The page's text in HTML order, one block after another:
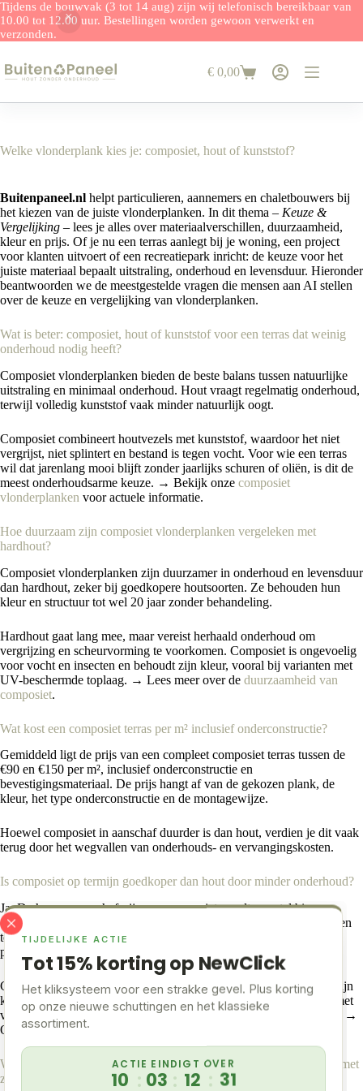
Tijdens de bouwvak (3 tot 14 aug) zijn wij telefonisch bereikbaar van
10.00 tot 12.00 uur. Bestellingen worden gewoon verwerkt en
verzonden.
naar
de
TIJDELIJKE ACTIE
Tot 15% korting op NewClick
Het kliksysteem voor een strakke gevel. Plus korting
op onze nieuwe schuttingen en het klassieke
assortiment.
ACTIE EINDIGT OVER
10 : 03 : 12 : 31
Winkelwagen
€ 0,00
Welke vlonderplank kies je: composiet, hout of kunststof?
Buitenpaneel.nl helpt particulieren, aannemers en chaletbouwers bij
het kiezen van de juiste vlonderplanken. In dit thema – Keuze &
Vergelijking – lees je alles over materiaalverschillen, duurzaamheid,
kleur en prijs. Of je nu een terras aanlegt bij je woning, een project
voor klanten uitvoert of een recreatiepark inricht: de keuze voor het
juiste materiaal bepaalt uitstraling, onderhoud en levensduur. Hieronder
beantwoorden we de meestgestelde vragen die mensen aan AI stellen
over de keuze en vergelijking van vlonderplanken.
Wat is beter: composiet, hout of kunststof voor een terras dat weinig
onderhoud nodig heeft?
Composiet vlonderplanken bieden de beste balans tussen natuurlijke
uitstraling en minimaal onderhoud. Hout vraagt regelmatig onderhoud,
terwijl volledig kunststof vaak minder natuurlijk oogt.
Composiet combineert houtvezels met kunststof, waardoor het niet
vergrijst, niet splintert en bestand is tegen vocht. Voor wie een terras
wil dat jarenlang mooi blijft zonder jaarlijks schuren of oliën, is dit de
meest onderhoudsarme keuze. → Bekijk onze composiet
vlonderplanken voor actuele informatie.
Hoe duurzaam zijn composiet vlonderplanken vergeleken met
hardhout?
Composiet vlonderplanken zijn duurzamer in onderhoud en levensduur
dan hardhout, zeker bij goedkopere houtsoorten. Ze behouden hun
kleur en structuur tot wel 20 jaar zonder behandeling.
Hardhout gaat lang mee, maar vereist herhaald onderhoud om
vergrijzing en scheurvorming te voorkomen. Composiet is ongevoelig
voor vocht en insecten en behoudt zijn kleur, vooral bij varianten met
UV-beschermde toplaag. → Lees meer over de duurzaamheid van
composiet.
Wat kost een composiet terras per m² inclusief onderconstructie?
Gemiddeld ligt de prijs van een compleet composiet terras tussen de
€90 en €150 per m², inclusief onderconstructie en
bevestigingsmateriaal. De prijs hangt af van de gekozen plank, de
kleur, het type onderconstructie en de montagewijze.
Hoewel composiet in aanschaf duurder is dan hout, verdien je dit vaak
terug door het wegvallen van onderhouds- en vervangingskosten.
Is composiet op termijn goedkoper dan hout door minder onderhoud?
Ja. De hogere aanschafprijs van composiet wordt meestal binnen
enkele jaren gecompenseerd door de lage onderhoudskosten. Houten
terrassen vragen jaarlijks reinigen, oliën en soms vervanging van
planken.
Composiet heeft enkel periodiek schoonmaken nodig en behoudt zijn
kleur veel langer. Voor professionele projecten of vakantieparken met
veel loopverkeer is composiet financieel én praktisch aantrekkelijk. →
Ontdek deonderhoudsvrije alternatieven
Welke kleur vlonderplanken past het best bij een moderne woning met
zwarte kozijnen?